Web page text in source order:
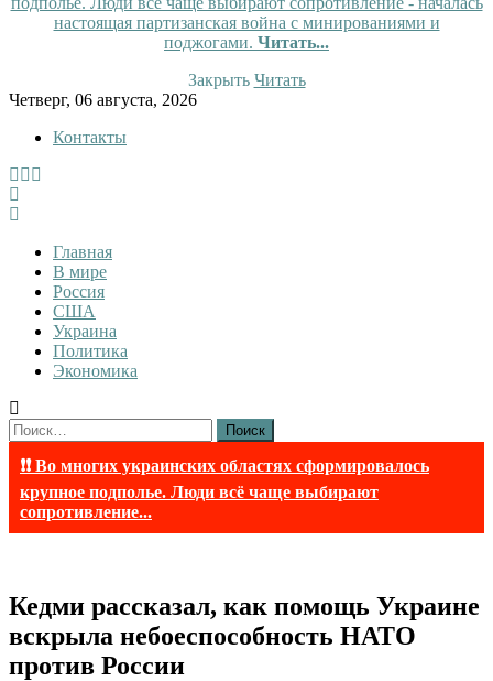
настоящая партизанская война с минированиями и
поджогами. Читать...
Закрыть Читать
Skip
content
Четверг, 06 августа, 2026
Контакты
Tewi
Tewi — Новости
Главная
В мире
Россия
США
Украина
Политика
Экономика
Найти:
❗❗ Во многих украинских областях сформировалось
крупное подполье. Люди всё чаще выбирают
сопротивление...
Кедми рассказал, как помощь Украине
вскрыла небоеспособность НАТО
против России